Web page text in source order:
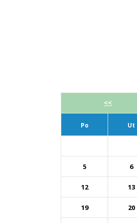
<<
Po Ut
5 6
12 13
19 20